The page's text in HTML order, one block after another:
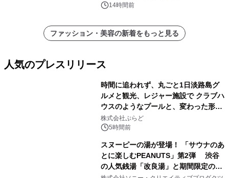
14時間前
ファッション・美容の新着をもっと見る
人気のプレスリリース
時間に追われず、丸ごと1日淡路島グ
ルメと観光、レジャー施設で クラブハ
ウスのようなプールと、変わった形の
サウナも 「THE BOXY AWAJI」のお
得な素泊まり連泊プランで
株式会社ぷらど
5時間前
スヌーピーの湯が登場！ 「サウナのあ
とに楽しむPEANUTS」第2弾 渋谷
の人気銭湯「改良湯」と期間限定のコ